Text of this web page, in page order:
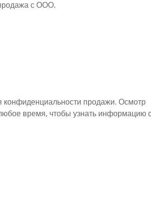
с ООО.
конфиденциальности продажи. Осмотр
время, чтобы узнать информацию